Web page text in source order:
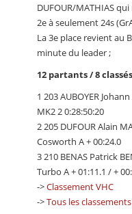
DUFOUR/MATHIAS
2e à seulement 24s
La 3e place revient au
minute du leader ;
12 partants / 8 classés
1 203 AUBOYER
MK2 2 0:28:50:20
2 205 DUFOUR Alain
Cosworth A + 00:24.0
3 210 BENAS Patrick
Turbo A + 01:11.1 / +
->Classement VHC
->Tous les